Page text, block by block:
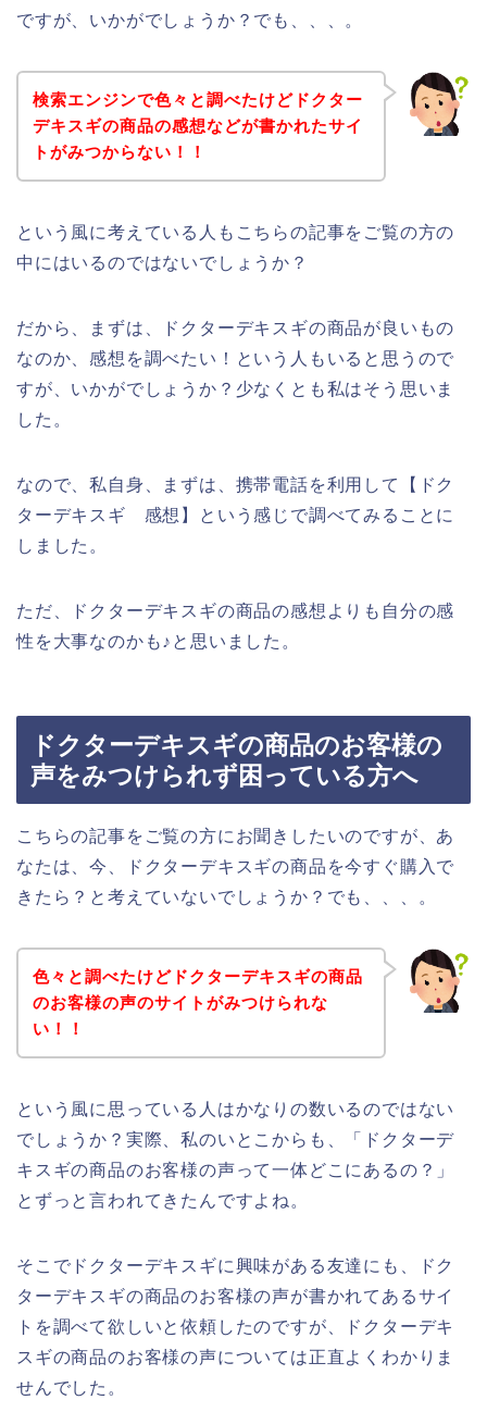
ですが、いかがでしょうか？でも、、、。
検索エンジンで色々と調べたけどドクター
デキスギの商品の感想などが書かれたサイ
トがみつからない！！
という風に考えている人もこちらの記事をご覧の方の
中にはいるのではないでしょうか？
だから、まずは、ドクターデキスギの商品が良いもの
なのか、感想を調べたい！という人もいると思うので
すが、いかがでしょうか？少なくとも私はそう思いま
した。
なので、私自身、まずは、携帯電話を利用して【ドク
ターデキスギ 感想】という感じで調べてみることに
しました。
ただ、ドクターデキスギの商品の感想よりも自分の感
性を大事なのかも♪と思いました。
ドクターデキスギの商品のお客様の
声をみつけられず困っている方へ
こちらの記事をご覧の方にお聞きしたいのですが、あ
なたは、今、ドクターデキスギの商品を今すぐ購入で
きたら？と考えていないでしょうか？でも、、、。
色々と調べたけどドクターデキスギの商品
のお客様の声のサイトがみつけられな
い！！
という風に思っている人はかなりの数いるのではない
でしょうか？実際、私のいとこからも、「ドクターデ
キスギの商品のお客様の声って一体どこにあるの？」
とずっと言われてきたんですよね。
そこでドクターデキスギに興味がある友達にも、ドク
ターデキスギの商品のお客様の声が書かれてあるサイ
トを調べて欲しいと依頼したのですが、ドクターデキ
スギの商品のお客様の声については正直よくわかりま
せんでした。